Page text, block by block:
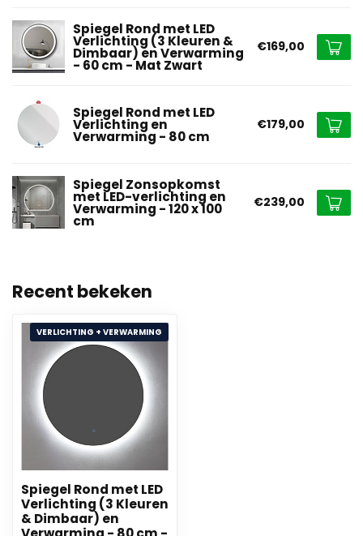
Spiegel Rond met LED
Verlichting (3 Kleuren &
Dimbaar) en Verwarming
- 60 cm - Mat Zwart
€169,00
Spiegel Rond met LED
Verlichting en
Verwarming - 80 cm
€179,00
Spiegel Zonsopkomst
met LED-verlichting en
Verwarming - 120 x 100
cm
€239,00
Recent bekeken
VERLICHTING + VERWARMING
Spiegel Rond met LED
Verlichting (3 Kleuren
& Dimbaar) en